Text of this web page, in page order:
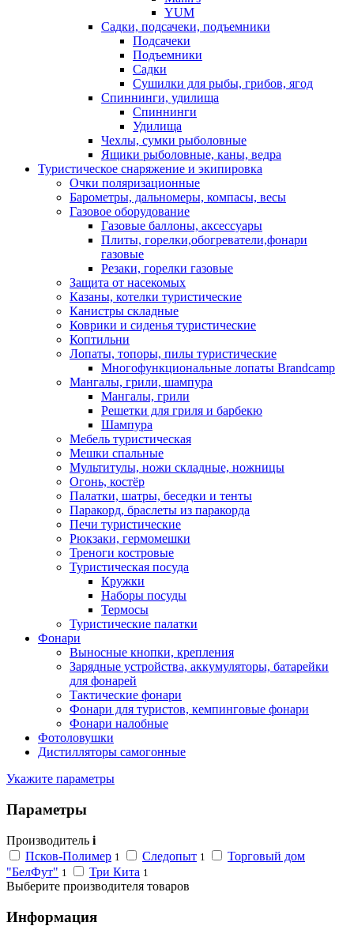
YUM
Садки, подсачеки, подъемники
Подсачеки
Подъемники
Садки
Сушилки для рыбы, грибов, ягод
Спиннинги, удилища
Спиннинги
Удилища
Чехлы, сумки рыболовные
Ящики рыболовные, каны, ведра
Туристическое снаряжение и экипировка
Очки поляризационные
Барометры, дальномеры, компасы, весы
Газовое оборудование
Газовые баллоны, аксессуары
Плиты, горелки,обогреватели,фонари
газовые
Резаки, горелки газовые
Защита от насекомых
Казаны, котелки туристические
Канистры складные
Коврики и сиденья туристические
Коптильни
Лопаты, топоры, пилы туристические
Многофункциональные лопаты Brandcamp
Мангалы, грили, шампура
Мангалы, грили
Решетки для гриля и барбекю
Шампура
Мебель туристическая
Мешки спальные
Мультитулы, ножи складные, ножницы
Огонь, костёр
Палатки, шатры, беседки и тенты
Паракорд, браслеты из паракорда
Печи туристические
Рюкзаки, гермомешки
Треноги костровые
Туристическая посуда
Кружки
Наборы посуды
Термосы
Туристические палатки
Фонари
Выносные кнопки, крепления
Зарядные устройства, аккумуляторы, батарейки
для фонарей
Тактические фонари
Фонари для туристов, кемпинговые фонари
Фонари налобные
Фотоловушки
Дистилляторы самогонные
Укажите параметры
Параметры
Производитель i
Псков-Полимер 1 Следопыт 1
Торговый дом
"БелФут" 1 Три Кита 1
Выберите производителя товаров
Информация